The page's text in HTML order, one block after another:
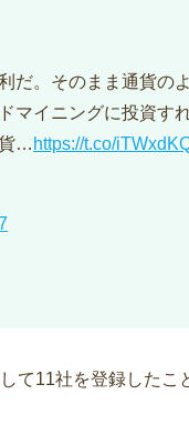
だ。そのまま通貨の
マイニングに投資す
… https://t.co/
て11社を登録したこ